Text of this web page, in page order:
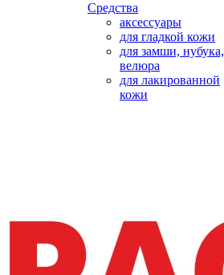
Средства
аксессуары
для гладкой кожи
для замши, нубука,
велюра
для лакированной
кожи